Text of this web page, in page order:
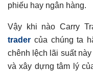
phiếu hay ngân hàng.
Vậy khi nào Carry
trader của chúng ta
chênh lệch lãi suất
và xây dựng tâm lý